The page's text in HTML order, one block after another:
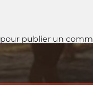
pour publier un